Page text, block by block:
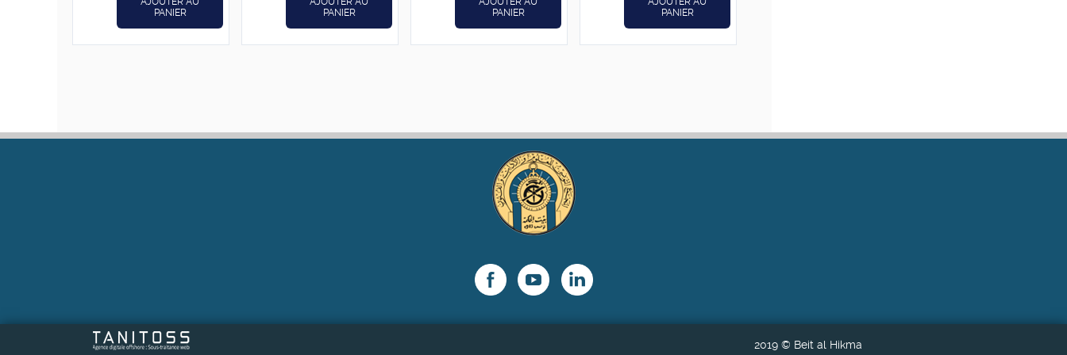
PANIER
PANIER
PANIER
PANIER
2019 © Beit al Hikma